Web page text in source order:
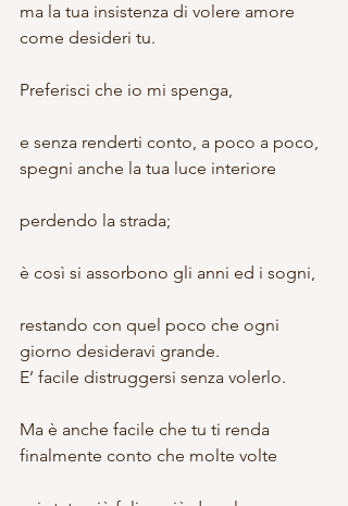
ma la tua insistenza di volere amore
come desideri tu.
Preferisci che io mi spenga,
e senza renderti conto, a poco a poco,
spegni anche la tua luce interiore
perdendo la strada;
è così si assorbono gli anni ed i sogni,
restando con quel poco che ogni
giorno desideravi grande.
E’ facile distruggersi senza volerlo.
Ma è anche facile che tu ti renda
finalmente conto che molte volte